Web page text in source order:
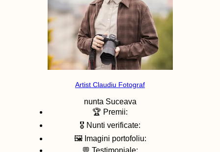
Artist Claudiu Fotograf
nunta Suceava
🏆 Premii:
🎖️ Nunti verificate:
🖼️ Imagini portofoliu:
💬 Testimoniale: